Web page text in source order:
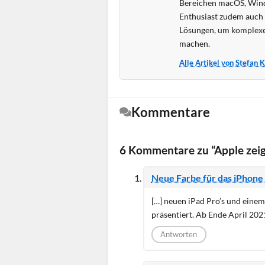
Bereichen macOS,
Enthusiast zudem
Lösungen, um
machen.
Alle Artikel von Stefan
Kommentare
6 Kommentare zu “Apple
Neue Farbe für das
[…] neuen iPad Pro’s und
präsentiert. Ab Ende April
Antworten